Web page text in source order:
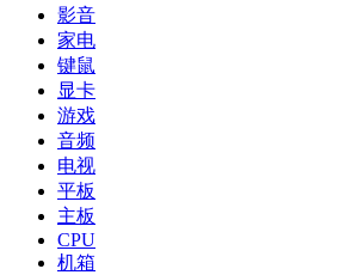
影音
家电
键鼠
显卡
游戏
音频
电视
平板
主板
CPU
机箱